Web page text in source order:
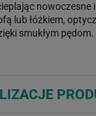
nowoczesne
lub łóżkiem,
smukłym pędom.